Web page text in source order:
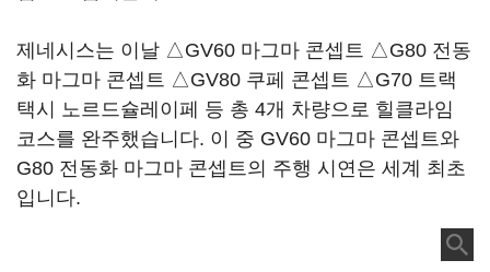
제네시스는 이날 △GV60 마그마 콘셉트 △G80 전동
화 마그마 콘셉트 △GV80 쿠페 콘셉트 △G70 트랙
택시 노르드슐레이페 등 총 4개 차량으로 힐클라임
코스를 완주했습니다. 이 중 GV60 마그마 콘셉트와
G80 전동화 마그마 콘셉트의 주행 시연은 세계 최초
입니다.